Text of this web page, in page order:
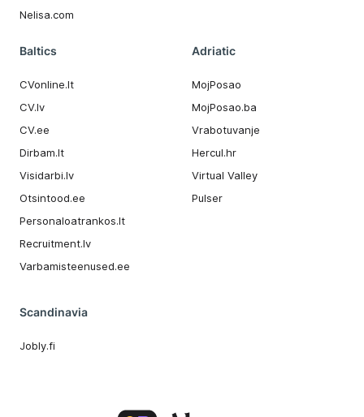
Nelisa.com
Baltics
CVonline.lt
CV.lv
CV.ee
Dirbam.It
Visidarbi.lv
Otsintood.ee
Personaloatrankos.lt
Recruitment.lv
Varbamisteenused.ee
Adriatic
MojPosao
MojPosao.ba
Vrabotuvanje
Hercul.hr
Virtual Valley
Pulser
Scandinavia
Jobly.fi